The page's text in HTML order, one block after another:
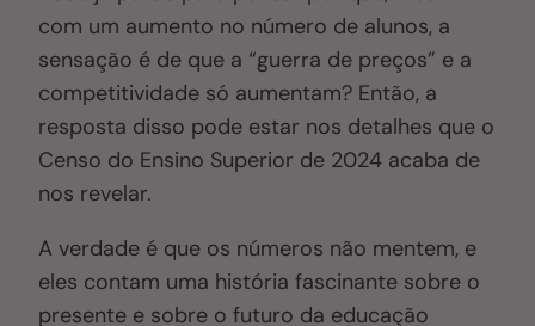
com um aumento no número de alunos, a
sensação é de que a “guerra de preços” e a
competitividade só aumentam? Então, a
resposta disso pode estar nos detalhes que o
Censo do Ensino Superior de 2024 acaba de
nos revelar.
A verdade é que os números não mentem, e
eles contam uma história fascinante sobre o
presente e sobre o futuro da educação